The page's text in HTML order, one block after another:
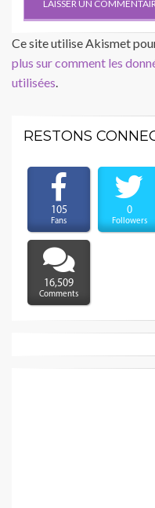
Ce site utilise Akismet
plus sur comment les
utilisées.
RESTONS
105
Fans
0
Followers
16,509
Comments